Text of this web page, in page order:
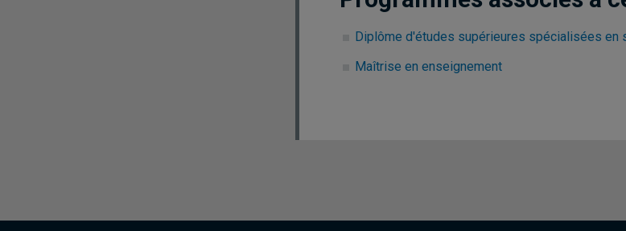
Diplôme d'études supérieures spécialisées en
Maîtrise en enseignement